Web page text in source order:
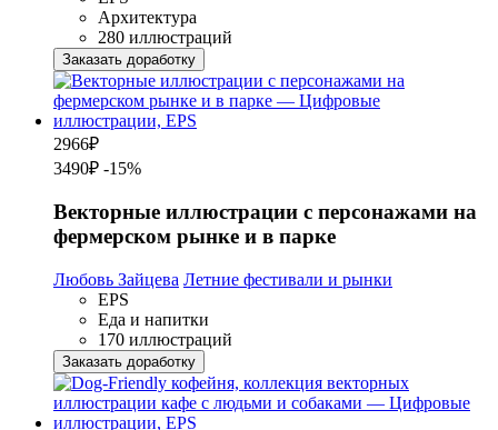
Архитектура
280 иллюстраций
Заказать доработку
2966₽
3490₽ -15%
Векторные иллюстрации с персонажами на
фермерском рынке и в парке
Любовь Зайцева Летние фестивали и рынки
EPS
Еда и напитки
170 иллюстраций
Заказать доработку